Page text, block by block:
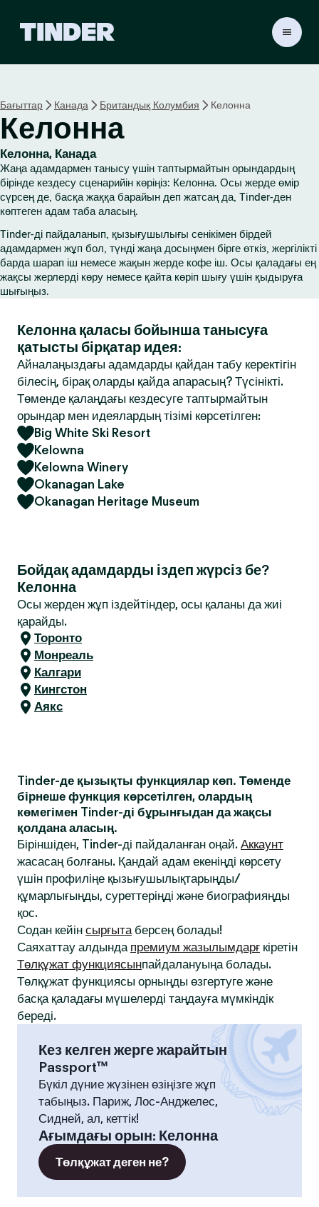
r
H
o
e
Бағыттар Канада Британдық Колумбия Келонна
Келонна
Келонна, Канада
Жаңа адамдармен танысу үшін таптырмайтын орындардың
бірінде кездесу сценарийін көріңіз: Келонна. Осы жерде өмір
сүрсең де, басқа жаққа барайын деп жатсаң да, Tinder-ден
көптеген адам таба аласың.
Tinder-ді пайдаланып, қызығушылығы сенікімен бірдей
адамдармен жұп бол, түнді жаңа досыңмен бірге өткіз, жергілікті
барда шарап іш немесе жақын жерде кофе іш. Осы қаладағы ең
жақсы жерлерді көру немесе қайта көріп шығу үшін қыдыруға
шығыңыз.
Келонна қаласы бойынша танысуға
қатысты бірқатар идея:
Айналаңыздағы адамдарды қайдан табу керектігін
білесің, бірақ оларды қайда апарасың? Түсінікті.
Төменде қалаңдағы кездесуге таптырмайтын
орындар мен идеялардың тізімі көрсетілген:
Big White Ski Resort
Kelowna
Kelowna Winery
Okanagan Lake
Okanagan Heritage Museum
Бойдақ адамдарды іздеп жүрсіз бе?
Келонна
Осы жерден жұп іздейтіндер, осы қаланы да жиі
қарайды.
Торонто
Монреаль
Калгари
Кингстон
Аякс
Tinder-де қызықты функциялар көп. Төменде
бірнеше функция көрсетілген, олардың
көмегімен Tinder-ді бұрынғыдан да жақсы
қолдана аласың.
Біріншіден, Tinder-ді пайдаланған оңай. Аккаунт
жасасаң болғаны. Қандай адам екеніңді көрсету
үшін профиліңе қызығушылықтарыңды/
құмарлығыңды, суреттеріңді және биографияңды
қос.
Содан кейін сырғытаберсең болады!
Саяхаттау алдында премиум жазылымдарғ кіретін
Төлқұжат функциясынпайдалануыңа болады.
Төлқұжат функциясы орныңды өзгертуге және
басқа қаладағы мүшелерді таңдауға мүмкіндік
береді.
Кез келген жерге жарайтын
Passport™
Бүкіл дүние жүзінен өзіңізге жұп
табыңыз. Париж, Лос-Анджелес,
Сидней, ал, кеттік!
Ағымдағы орын: Келонна
Төлқұжат деген не?